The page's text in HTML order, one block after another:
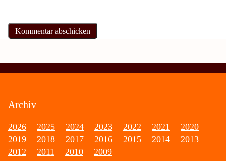
Archiv
2026 2025 2024 2023 2022 2021
2020
2019
2018 2017 2016 2015 2014
2013
2012
2011 2010 2009